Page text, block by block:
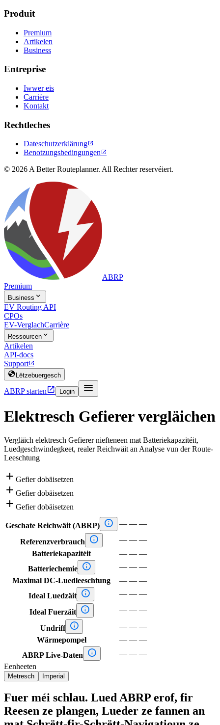
Produit
Premium
Artikelen
Business
Entreprise
Iwwer eis
Carrière
Kontakt
Rechtleches
Dateschutzerklärung
Benotzungsbedingungen
© 2026 A Better Routeplanner. All Rechter reservéiert.
ABRP
Premium
Business 
EV Routing API
CPOs
EV-VerglachCarrière
Ressourcen 
Artikelen
API-docs
Support
 Lëtzebuergesch
ABRP starten Login 
Elektresch Gefierer vergläichen
Vergläich elektresch Gefierer niefteneen mat Batteriekapazitéit,
Luedgeschwindegkeet, realer Reichwäit an Analyse vun der Route-
Leeschtung
 Gefier dobäisetzen
 Gefier dobäisetzen
 Gefier dobäisetzen
Geschate Reichwäit (ABRP)  — — —
Referenzverbrauch  — — —
Batteriekapazitéit
— — —
Batteriechemie
 — — —
Maximal DC-Luedleeschtung
— — —
Ideal Luedzäit  — — —
Ideal Fuerzäit  — — —
Undriff  — — —
Wärmepompel
— — —
ABRP Live-Daten
 — — —
Eenheeten
Metresch Imperial
Fuer méi schlau. Lued ABRP erof, fir
Reesen ze plangen, Lueder ze fannen an